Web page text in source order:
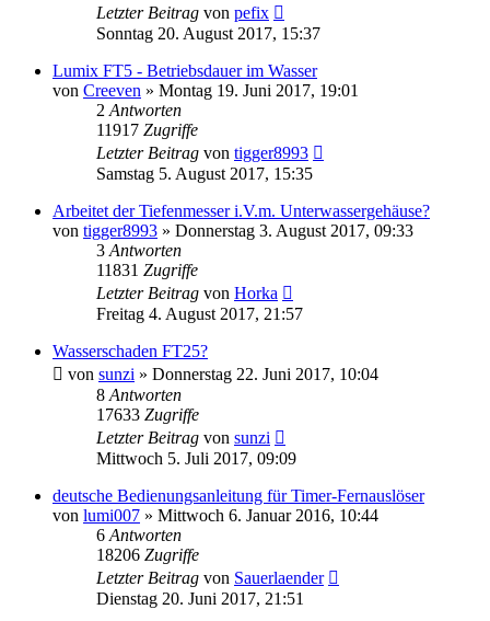
Letzter Beitrag von pefix
Sonntag 20. August 2017, 15:37
Lumix FT5 - Betriebsdauer im Wasser
von Creeven » Montag 19. Juni 2017, 19:01
2 Antworten
11917 Zugriffe
Letzter Beitrag von tigger8993
Samstag 5. August 2017, 15:35
Arbeitet der Tiefenmesser i.V.m. Unterwassergehäuse?
von tigger8993 » Donnerstag 3. August 2017, 09:33
3 Antworten
11831 Zugriffe
Letzter Beitrag von Horka
Freitag 4. August 2017, 21:57
Wasserschaden FT25?
von sunzi » Donnerstag 22. Juni 2017, 10:04
8 Antworten
17633 Zugriffe
Letzter Beitrag von sunzi
Mittwoch 5. Juli 2017, 09:09
deutsche Bedienungsanleitung für Timer-Fernauslöser
von lumi007 » Mittwoch 6. Januar 2016, 10:44
6 Antworten
18206 Zugriffe
Letzter Beitrag von Sauerlaender
Dienstag 20. Juni 2017, 21:51